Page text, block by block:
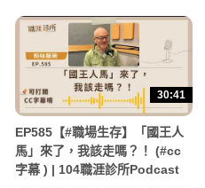
30:41
EP585【#職場生存】「國王人
馬」來了，我該走嗎？！ (#cc
字幕 ) | 104職涯診所Podcast